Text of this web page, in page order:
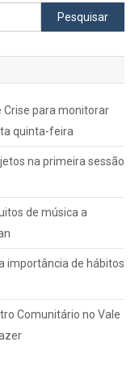
Pesquisar
por:
Crise para monitorar
quinta-feira
na primeira sessão
de música a
importância de hábitos
Comunitário no Vale